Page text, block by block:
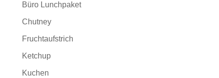
Büro Lunchpaket
Chutney
Fruchtaufstrich
Ketchup
Kuchen